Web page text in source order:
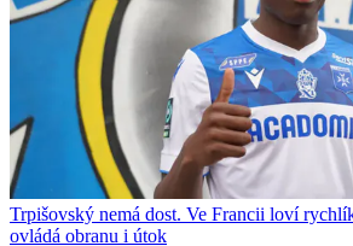
Trpišovský nemá dost. Ve Francii loví
ovládá obranu i útok